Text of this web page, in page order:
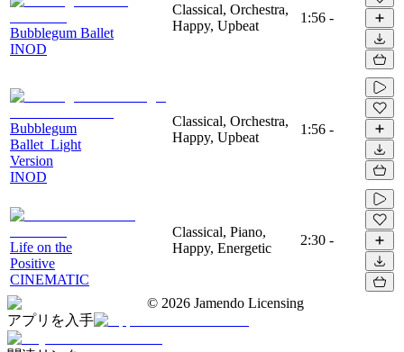
Bubblegum Ballet
INOD
Classical, Orchestra,
Happy, Upbeat
1:56 -
Bubblegum
Ballet_Light
Version
INOD
Classical, Orchestra,
Happy, Upbeat
1:56 -
Life on the
Positive
CINEMATIC
Classical, Piano,
Happy, Energetic
2:30 -
© 2026 Jamendo Licensing
アプリを入手